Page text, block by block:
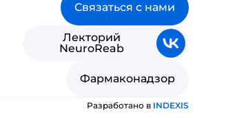
Связаться с нами
Лекторий
NeuroReab
Фармаконадзор
Разработано в INDEXIS